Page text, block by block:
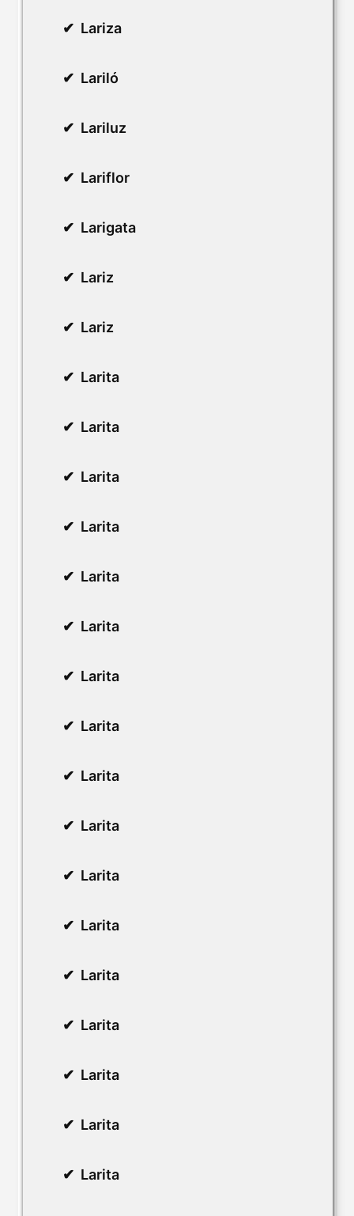
Lariza
Lariló
Lariluz
Lariflor
Larigata
Lariz
Lariz
Larita
Larita
Larita
Larita
Larita
Larita
Larita
Larita
Larita
Larita
Larita
Larita
Larita
Larita
Larita
Larita
Larita